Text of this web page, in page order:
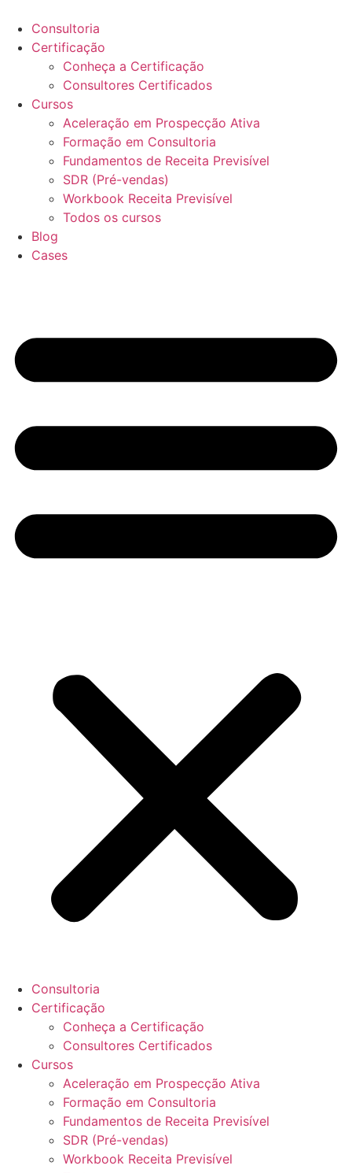
para
conteúdo
Consultoria
Certificação
Conheça a Certificação
Consultores Certificados
Cursos
Aceleração em Prospecção Ativa
Formação em Consultoria
Fundamentos de Receita Previsível
SDR (Pré-vendas)
Workbook Receita Previsível
Todos os cursos
Blog
Cases
Consultoria
Certificação
Conheça a Certificação
Consultores Certificados
Cursos
Aceleração em Prospecção Ativa
Formação em Consultoria
Fundamentos de Receita Previsível
SDR (Pré-vendas)
Workbook Receita Previsível